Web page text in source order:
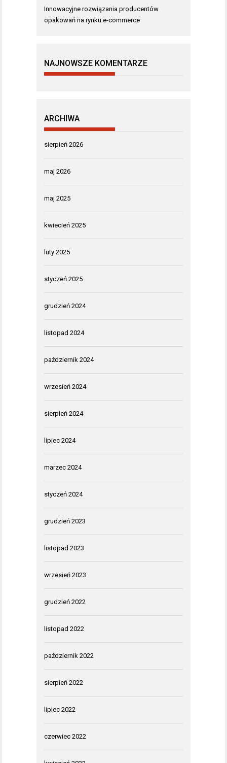
Innowacyjne rozwiązania producentów
opakowań na rynku e-commerce
NAJNOWSZE KOMENTARZE
ARCHIWA
sierpień 2026
maj 2026
maj 2025
kwiecień 2025
luty 2025
styczeń 2025
grudzień 2024
listopad 2024
październik 2024
wrzesień 2024
sierpień 2024
lipiec 2024
marzec 2024
styczeń 2024
grudzień 2023
listopad 2023
wrzesień 2023
grudzień 2022
listopad 2022
październik 2022
sierpień 2022
lipiec 2022
czerwiec 2022